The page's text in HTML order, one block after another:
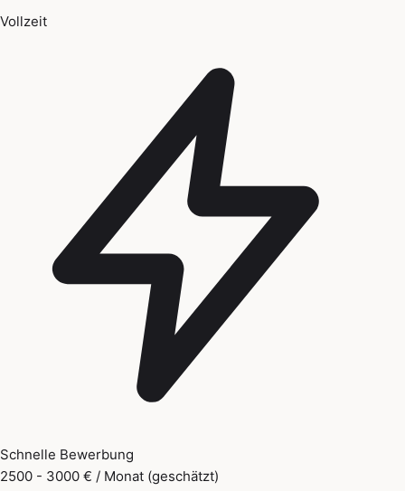
Vollzeit
Schnelle Bewerbung
2500 - 3000 € / Monat (geschätzt)